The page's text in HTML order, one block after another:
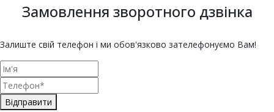
Замовлення зворотного дзвінка
Залиште свій телефон і ми обов'язково зателефонуємо Вам!
Відправити